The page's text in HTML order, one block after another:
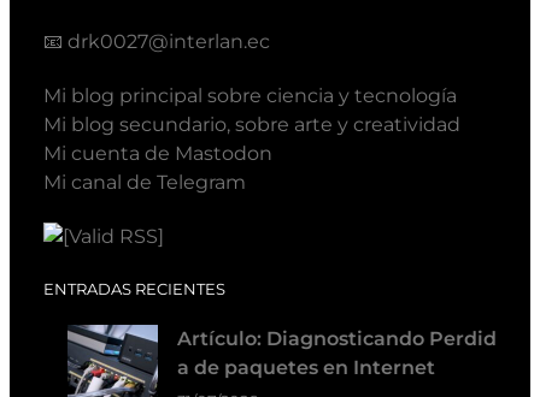
📧 drk0027@interlan.ec
Mi blog principal sobre ciencia y tecnología
Mi blog secundario, sobre arte y creatividad
Mi cuenta de Mastodon
Mi canal de Telegram
ENTRADAS RECIENTES
Artículo: Diagnosticando Perdid
a de paquetes en Internet